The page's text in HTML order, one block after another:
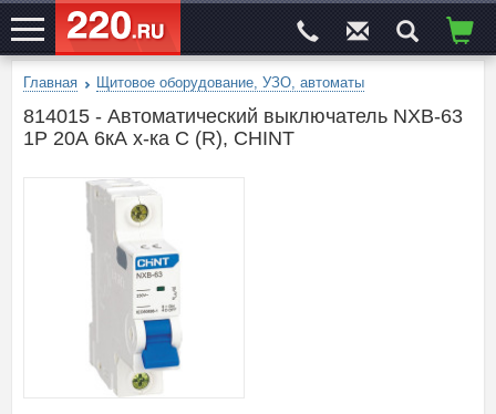
ЭЛЕКТРОСАЙТ№1
Главная Щитовое оборудование, УЗО, автоматы
814015 - Автоматический выключатель NXB-63
1P 20А 6кА х-ка C (R), CHINT